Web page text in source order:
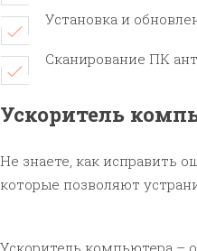
Установка и
Сканирование ПК
Ускоритель
Не знаете, как исправить
которые позволяют
Ускоритель компьютера –